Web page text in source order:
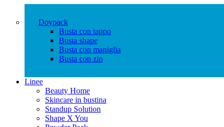
Doypack
Busta con tappo
Busta shape
Busta con maniglia
Busta con zip
Linee
Beauty Home
Skincare in bustina
Standup Solution
Shape X You